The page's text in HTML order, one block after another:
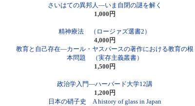
さいはての異邦人―いま自閉の謎を解く
1,000円
精神療法 （ロージァズ選書2）
4,000円
教育と自己存在―カール・ヤスパースの著作における教育の根
本問題 （実存主義叢書）
1,500円
政治学入門―ハーバード大学12講
1,200円
日本の硝子史 A history of glass in Japan